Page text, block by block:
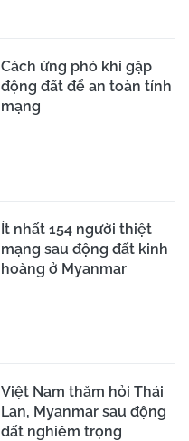
Cách ứng phó khi gặp
động đất để an toàn tính
mạng
Ít nhất 154 người thiệt
mạng sau động đất kinh
hoàng ở Myanmar
Việt Nam thăm hỏi Thái
Lan, Myanmar sau động
đất nghiêm trọng